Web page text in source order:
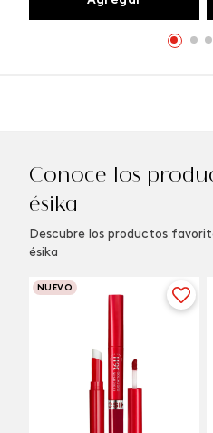
Conoce los
ésika
Descubre los productos
ésika
NUEVO